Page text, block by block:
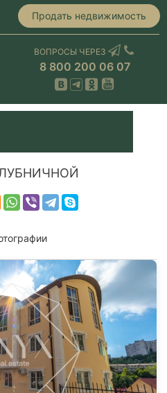
Продать недвижимость
ВОПРОСЫ ЧЕРЕЗ
8 800 200 06 07